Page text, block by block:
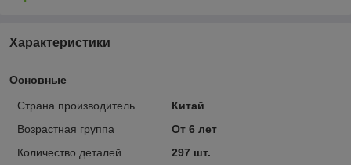
Характеристики
Основные
Страна производитель
Китай
Возрастная группа
От 6 лет
Количество деталей
297 шт.